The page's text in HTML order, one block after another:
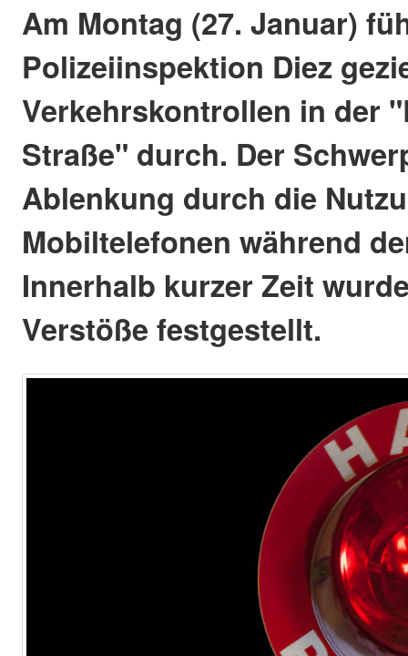
Am Montag (27. Januar)
Polizeiinspektion Diez
Verkehrskontrollen in der
Straße" durch. Der
Ablenkung durch die
Mobiltelefonen während
Innerhalb kurzer Zeit
Verstöße festgestellt.